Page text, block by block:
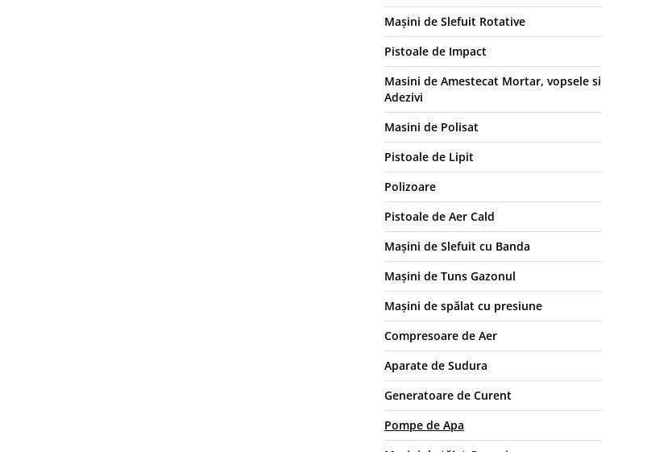
Mașini de Slefuit Rotative
Pistoale de Impact
Masini de Amestecat Mortar, vopsele si
Adezivi
Masini de Polisat
Pistoale de Lipit
Polizoare
Pistoale de Aer Cald
Mașini de Slefuit cu Banda
Mașini de Tuns Gazonul
Mașini de spălat cu presiune
Compresoare de Aer
Aparate de Sudura
Generatoare de Curent
Pompe de Apa